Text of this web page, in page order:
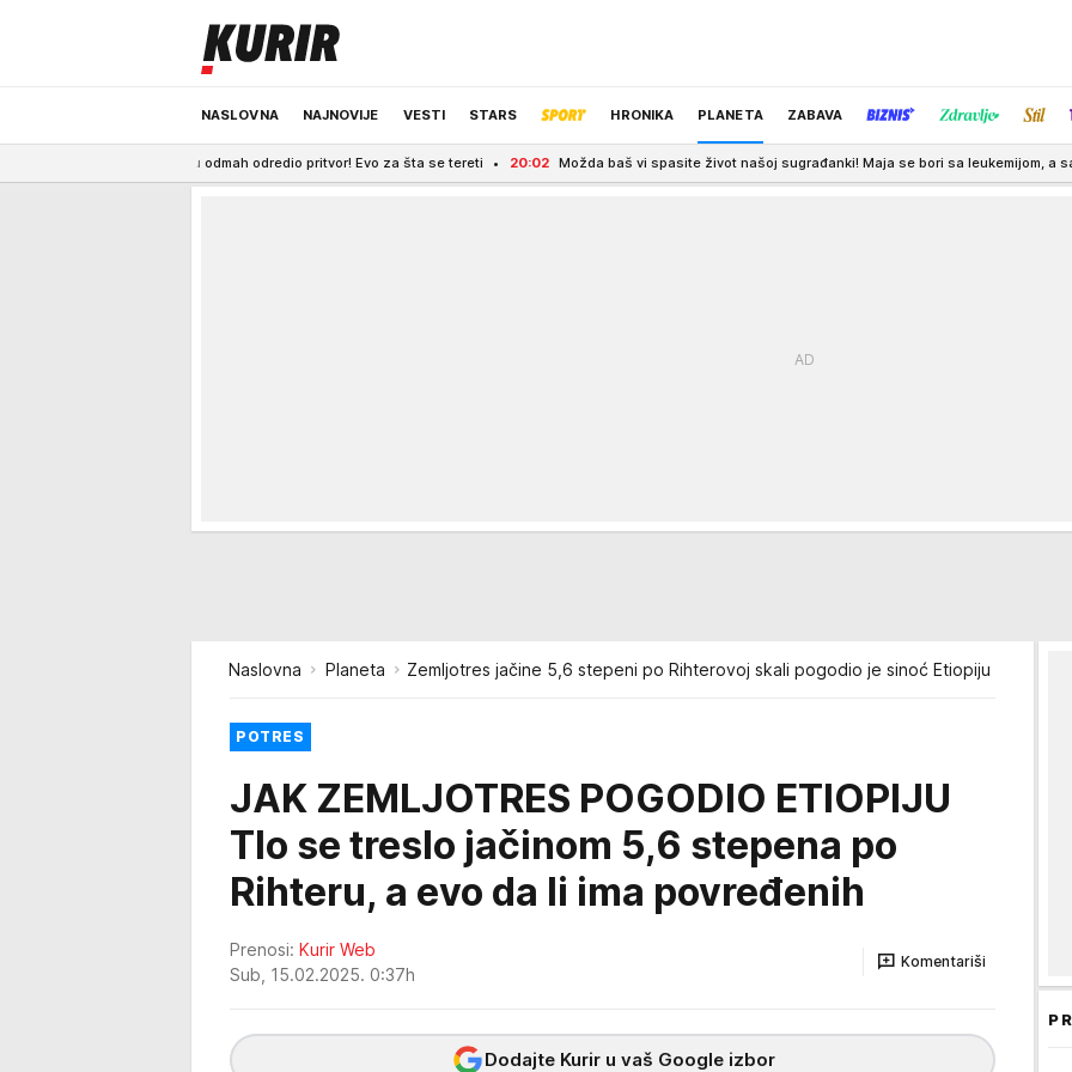
NASLOVNA NAJNOVIJE VESTI STARS HRONIKA PLANETA ZABAVA
ODRŽIVA BUDUĆNOST REGION NEWS IZBOR UREDNIKA
sudija mu odmah odredio pritvor! Evo za šta se tereti 20:02 Možda baš vi spasite život našoj sugrađanki! Maja se bori sa leukemijom, a samo ove grupe
Naslovna Planeta Zemljotres jačine 5,6 stepeni po Rihterovoj skali pogodio je sinoć Etiopiju
POTRES
JAK ZEMLJOTRES POGODIO ETIOPIJU
Tlo se treslo jačinom 5,6 stepena po
Rihteru, a evo da li ima povređenih
Prenosi: Kurir Web
Sub, 15.02.2025. 0:37h
Komentariši
Dodajte Kurir u vaš Google izbor